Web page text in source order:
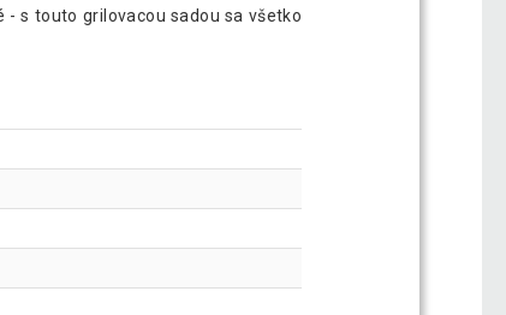
s touto grilovacou sadou sa všetko